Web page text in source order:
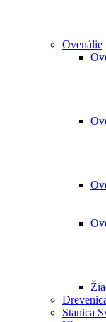
Ovenálie
Stanica